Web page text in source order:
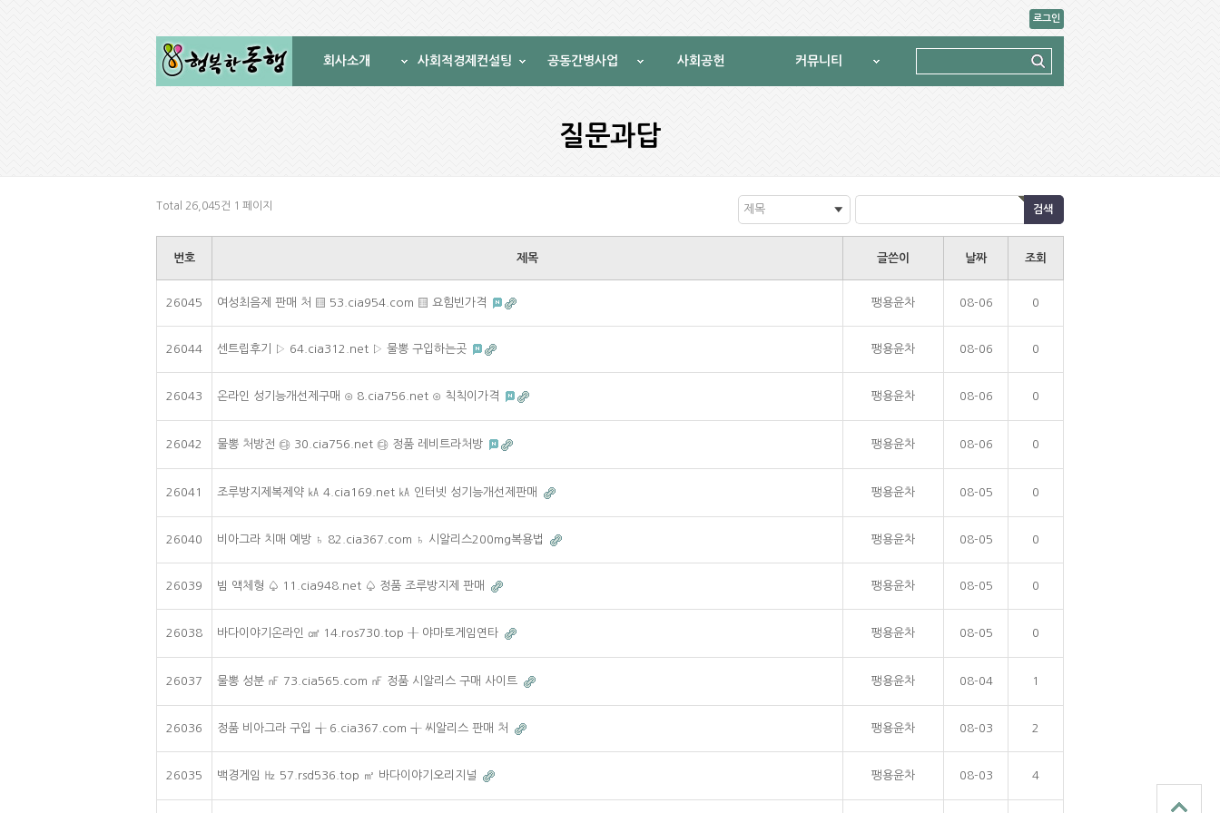
회사소개 사회적경제컨설팅 공동간병사업 사회공헌 커뮤니티
로그인
질문과답
Total 26,045건 1 페이지 제목
번호 제목 글쓴이 날짜 조회
26045 여성최음제 판매 처 ▒ 53.cia954.com ▒ 요힘빈가격 팽용윤차 08-06 0
26044 센트립후기 ▷ 64.cia312.net ▷ 물뽕 구입하는곳 팽용윤차 08-06 0
26043 온라인 성기능개선제구매 ⊙ 8.cia756.net ⊙ 칙칙이가격 팽용윤차 08-06 0
26042 물뽕 처방전 ㉰ 30.cia756.net ㉰ 정품 레비트라처방 팽용윤차 08-06 0
26041 조루방지제복제약 ㎄ 4.cia169.net ㎄ 인터넷 성기능개선제판매 팽용윤차 08-05 0
26040 비아그라 치매 예방 ♄ 82.cia367.com ♄ 시알리스200mg복용법 팽용윤차 08-05 0
26039 빔 액체형 ♤ 11.cia948.net ♤ 정품 조루방지제 판매 팽용윤차 08-05 0
26038 바다이야기온라인 ㎠ 14.ros730.top ╂ 야마토게임연타 팽용윤차 08-05 0
26037 물뽕 성분 ㎋ 73.cia565.com ㎋ 정품 시알리스 구매 사이트 팽용윤차 08-04 1
26036 정품 비아그라 구입 ╅ 6.cia367.com ╅ 씨알리스 판매 처 팽용윤차 08-03 2
26035 백경게임 ㎐ 57.rsd536.top ㎡ 바다이야기오리지널 팽용윤차 08-03 4